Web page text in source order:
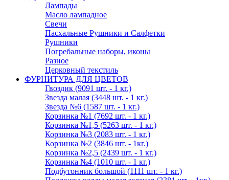
Лампады
Масло лампадное
Свечи
Пасхальные Рушники и Салфетки
Рушники
Погребальные наборы, иконы
Разное
Церковный текстиль
ФУРНИТУРА ДЛЯ ЦВЕТОВ
Гвоздик (9091 шт. - 1 кг.)
Звезда малая (3448 шт. - 1 кг.)
Звезда №6 (1587 шт. - 1 кг.)
Корзинка №1 (7692 шт. - 1 кг.)
Корзинка №1,5 (5263 шт. - 1 кг.)
Корзинка №3 (2083 шт. - 1 кг.)
Корзинка №2 (3846 шт. - 1кг.)
Корзинка №2,5 (2439 шт. - 1 кг.)
Корзинка №4 (1010 шт. - 1 кг.)
Подбутонник большой (1111 шт. - 1 кг.)